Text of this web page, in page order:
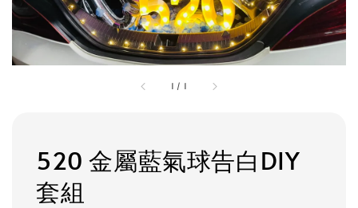
1 / 1
520 金屬藍氣球告白DIY
套組